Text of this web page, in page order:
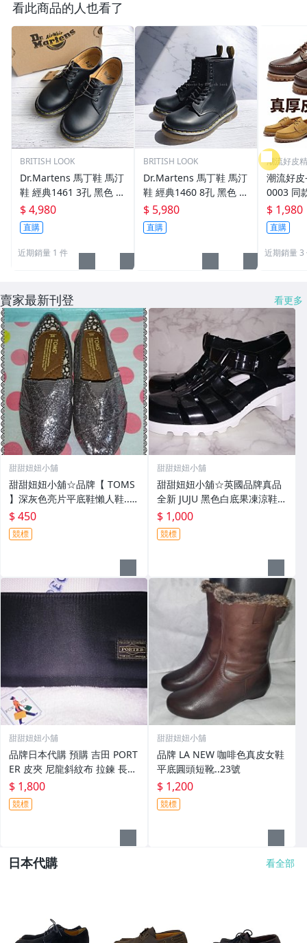
看此商品的人也看了
BRITISH LOOK
Dr.Martens 馬丁鞋 馬汀
鞋 經典1461 3孔 黑色 硬
皮 【 BRITISH LOOK 】
$ 4,980
直購
近期銷量 1 件
BRITISH LOOK
Dr.Martens 馬丁鞋 馬汀
鞋 經典1460 8孔 黑色 硬
皮【 BRITISH LOOK 】
$ 5,980
直購
潮流好皮
潮流好
0003 同
帆船鞋
鞋清倉
$ 1,980
直購
近期銷量 3
賣家最新刊登 看更多
甜甜妞妞小舖
甜甜妞妞小舖☆品牌【 TOMS
】深灰色亮片平底鞋懶人鞋..帆
布鞋亮片女款休閒鞋
$ 450
競標
甜甜妞妞小舖
甜甜妞妞小舖☆英國品牌真品
全新 JUJU 黑色白底果凍涼鞋/
防水圓頭中跟涼鞋/法式QQ鞋
$ 1,000
競標
甜甜妞妞小舖
品牌日本代購 預購 吉田 PORT
ER 皮夾 尼龍斜紋布 拉鍊 長夾
黑色
$ 1,800
競標
甜甜妞妞小舖
品牌 LA NEW 咖啡色真皮女鞋
平底圓頭短靴..23號
$ 1,200
競標
日本代購 看全部